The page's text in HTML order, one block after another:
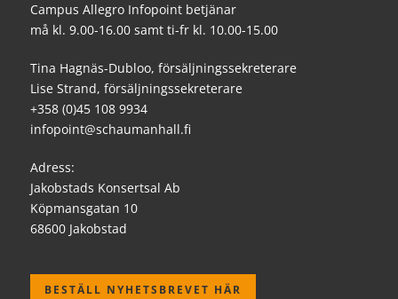
Campus Allegro Infopoint betjänar
må kl. 9.00-16.00 samt ti-fr kl. 10.00-15.00
Tina Hagnäs-Dubloo, försäljningssekreterare
Lise Strand, försäljningssekreterare
+358 (0)45 108 9934
infopoint@schaumanhall.fi
Adress:
Jakobstads Konsertsal Ab
Köpmansgatan 10
68600 Jakobstad
BESTÄLL NYHETSBREVET HÄR